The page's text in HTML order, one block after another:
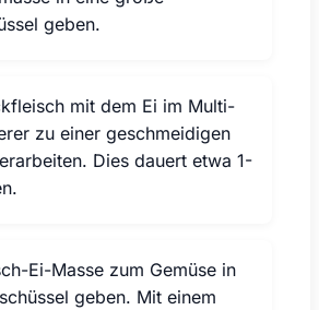
geben.
mit dem Ei im Multi-
zu einer geschmeidigen
Dies dauert etwa 1-
Ei-Masse zum Gemüse in
geben. Mit einem